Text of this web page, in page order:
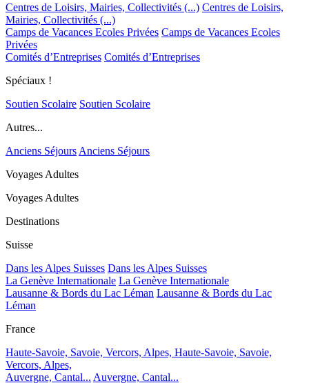
Centres de Loisirs, Mairies, Collectivités (...) Centres de Loisirs,
Mairies, Collectivités (...)
Camps de Vacances Ecoles Privées Camps de Vacances Ecoles
Privées
Comités d’Entreprises Comités d’Entreprises
Spéciaux !
Soutien Scolaire Soutien Scolaire
Autres...
Anciens Séjours Anciens Séjours
Voyages Adultes
Voyages Adultes
Destinations
Suisse
Dans les Alpes Suisses Dans les Alpes Suisses
La Genève Internationale La Genève Internationale
Lausanne & Bords du Lac Léman Lausanne & Bords du Lac
Léman
France
Haute-Savoie, Savoie, Vercors, Alpes, Haute-Savoie, Savoie,
Vercors, Alpes,
Auvergne, Cantal... Auvergne, Cantal...